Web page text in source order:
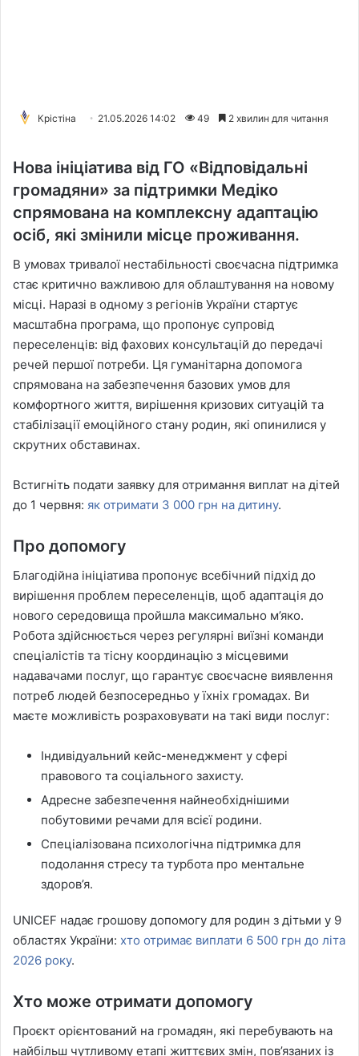
Крістіна 21.05.2026 14:02 49 2 хвилин для читання
Нова ініціатива від ГО «Відповідальні
громадяни» за підтримки Медіко
спрямована на комплексну адаптацію
осіб, які змінили місце проживання.
В умовах тривалої нестабільності своєчасна підтримка
стає критично важливою для облаштування на новому
місці. Наразі в одному з регіонів України стартує
масштабна програма, що пропонує супровід
переселенців: від фахових консультацій до передачі
речей першої потреби. Ця гуманітарна допомога
спрямована на забезпечення базових умов для
комфортного життя, вирішення кризових ситуацій та
стабілізації емоційного стану родин, які опинилися у
скрутних обставинах.
Встигніть подати заявку для отримання виплат на дітей
до 1 червня: як отримати 3 000 грн на дитину.
Про допомогу
Благодійна ініціатива пропонує всебічний підхід до
вирішення проблем переселенців, щоб адаптація до
нового середовища пройшла максимально м’яко.
Робота здійснюється через регулярні виїзні команди
спеціалістів та тісну координацію з місцевими
надавачами послуг, що гарантує своєчасне виявлення
потреб людей безпосередньо у їхніх громадах. Ви
маєте можливість розраховувати на такі види послуг:
Індивідуальний кейс-менеджмент у сфері
правового та соціального захисту.
Адресне забезпечення найнеобхіднішими
побутовими речами для всієї родини.
Спеціалізована психологічна підтримка для
подолання стресу та турбота про ментальне
здоров’я.
UNICEF надає грошову допомогу для родин з дітьми у 9
областях України: хто отримає виплати 6 500 грн до літа
2026 року.
Хто може отримати допомогу
Проєкт орієнтований на громадян, які перебувають на
найбільш чутливому етапі життєвих змін, пов’язаних із